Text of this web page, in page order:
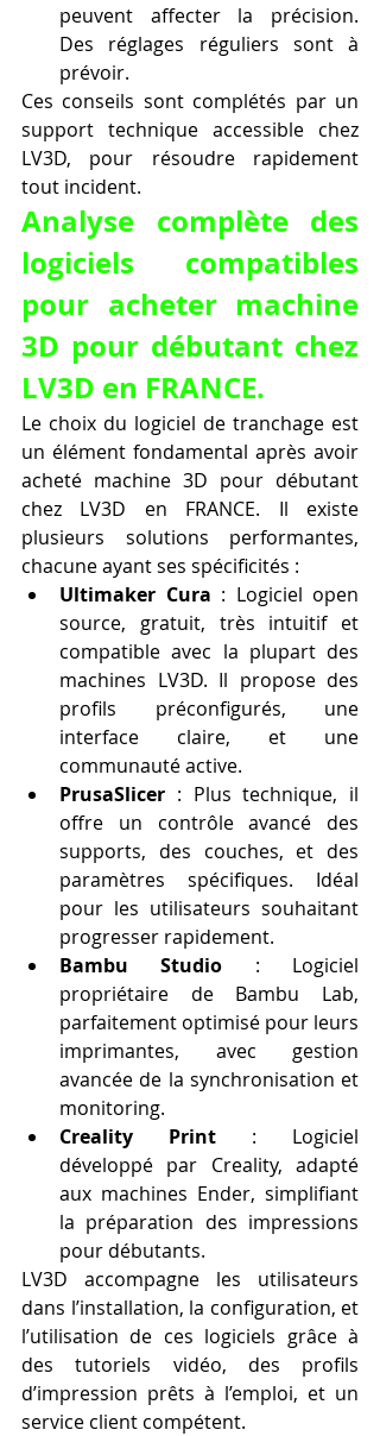
peuvent affecter la précision.
Des réglages réguliers sont à
prévoir.
Ces conseils sont complétés par un
support technique accessible chez
LV3D, pour résoudre rapidement
tout incident.
Analyse complète des
logiciels compatibles
pour acheter machine
3D pour débutant chez
LV3D en FRANCE.
Le choix du logiciel de tranchage est
un élément fondamental après avoir
acheté machine 3D pour débutant
chez LV3D en FRANCE. Il existe
plusieurs solutions performantes,
chacune ayant ses spécificités :
Ultimaker Cura : Logiciel open
source, gratuit, très intuitif et
compatible avec la plupart des
machines LV3D. Il propose des
profils préconfigurés, une
interface claire, et une
communauté active.
PrusaSlicer : Plus technique, il
offre un contrôle avancé des
supports, des couches, et des
paramètres spécifiques. Idéal
pour les utilisateurs souhaitant
progresser rapidement.
Bambu Studio : Logiciel
propriétaire de Bambu Lab,
parfaitement optimisé pour leurs
imprimantes, avec gestion
avancée de la synchronisation et
monitoring.
Creality Print : Logiciel
développé par Creality, adapté
aux machines Ender, simplifiant
la préparation des impressions
pour débutants.
LV3D accompagne les utilisateurs
dans l’installation, la configuration, et
l’utilisation de ces logiciels grâce à
des tutoriels vidéo, des profils
d’impression prêts à l’emploi, et un
service client compétent.